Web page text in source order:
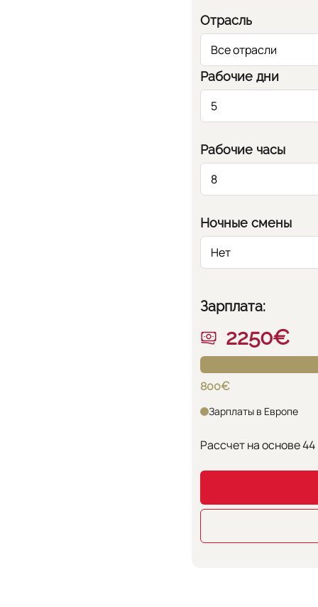
Отрасль
Рабочие дни
Рабочие часы
Ночные смены
Зарплата:
2250€
800€
Зарплаты в Европе
Рассчет на основе44